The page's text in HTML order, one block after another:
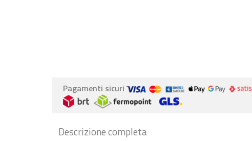
Pagamenti sicuri
Descrizione completa